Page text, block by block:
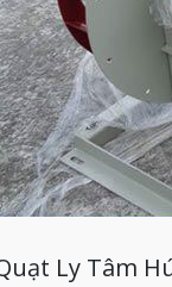
Ly Tâm